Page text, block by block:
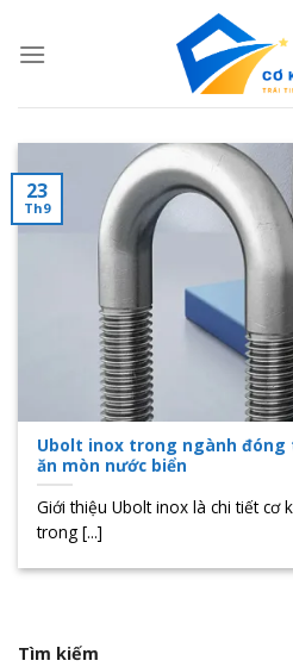
Ubolt inox trong ngành đóng
ăn mòn nước biển
Giới thiệu Ubolt inox là chi tiết cơ
trong [...]
23
Th9
Tìm kiếm